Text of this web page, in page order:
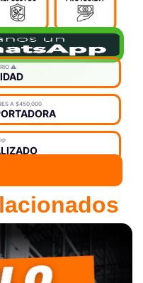
⚠️
A $450,000